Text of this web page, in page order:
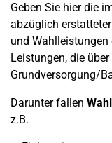
Geben Sie hier die
abzüglich
und
Leistungen, die
Grundversorgung/
Darunter fallen
z.B.